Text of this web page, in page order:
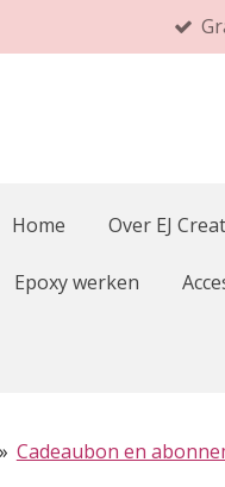
Home Over EJ
Epoxy werken
» Cadeaubon en